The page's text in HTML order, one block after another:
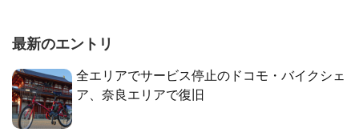
最新のエントリ
全エリアでサービス停止のドコモ・バイクシェ
ア、奈良エリアで復旧